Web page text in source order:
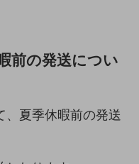
前の発送につい
、夏季休暇前の発送